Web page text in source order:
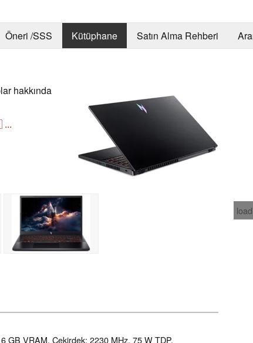
Öneri /SSS Kütüphane Satın Alma Rehberi
hakkında
...
GB VRAM, Çekirdek: 2230 MHz, 75 W TDP,